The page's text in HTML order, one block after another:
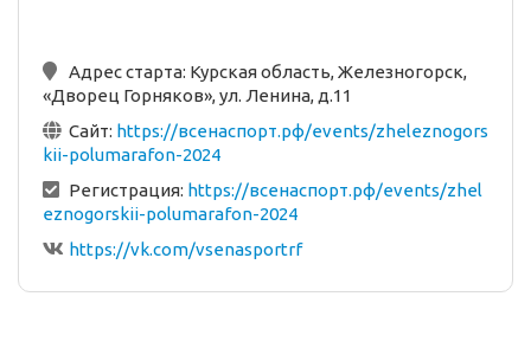
Адрес старта: Курская область, Железногорск,
«Дворец Горняков», ул. Ленина, д.11
Сайт: https://всенаспорт.рф/events/zheleznogors
kii-polumarafon-2024
Регистрация: https://всенаспорт.рф/events/zhel
eznogorskii-polumarafon-2024
https://vk.com/vsenasportrf